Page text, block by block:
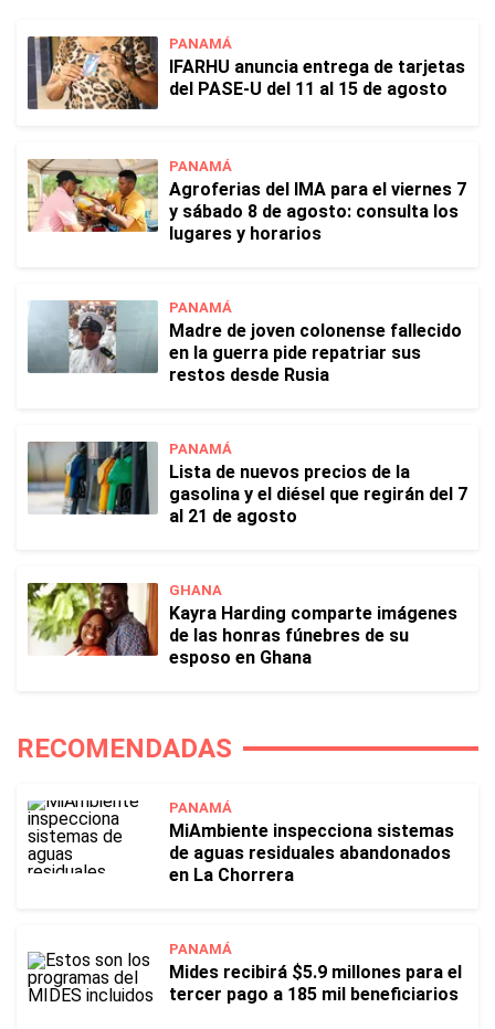
PANAMÁ
IFARHU anuncia entrega de tarjetas
del PASE-U del 11 al 15 de agosto
PANAMÁ
Agroferias del IMA para el viernes 7
y sábado 8 de agosto: consulta los
lugares y horarios
PANAMÁ
Madre de joven colonense fallecido
en la guerra pide repatriar sus
restos desde Rusia
PANAMÁ
Lista de nuevos precios de la
gasolina y el diésel que regirán del 7
al 21 de agosto
GHANA
Kayra Harding comparte imágenes
de las honras fúnebres de su
esposo en Ghana
RECOMENDADAS
PANAMÁ
MiAmbiente inspecciona sistemas
de aguas residuales abandonados
en La Chorrera
PANAMÁ
Mides recibirá $5.9 millones para el
tercer pago a 185 mil beneficiarios